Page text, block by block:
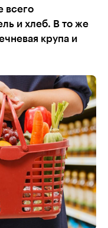
всего
и хлеб. В то же
крупа и